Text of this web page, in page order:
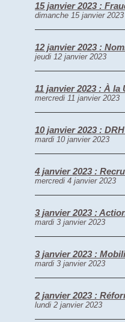
15 janvier 2023 :
dimanche 15 janvier 2023
12 janvier 2023 :
jeudi 12 janvier 2023
11 janvier 2023 : À la
mercredi 11 janvier 2023
10 janvier 2023 :
mardi 10 janvier 2023
4 janvier 2023 :
mercredi 4 janvier 2023
3 janvier 2023 :
mardi 3 janvier 2023
3 janvier 2023 :
mardi 3 janvier 2023
2 janvier 2023 :
lundi 2 janvier 2023